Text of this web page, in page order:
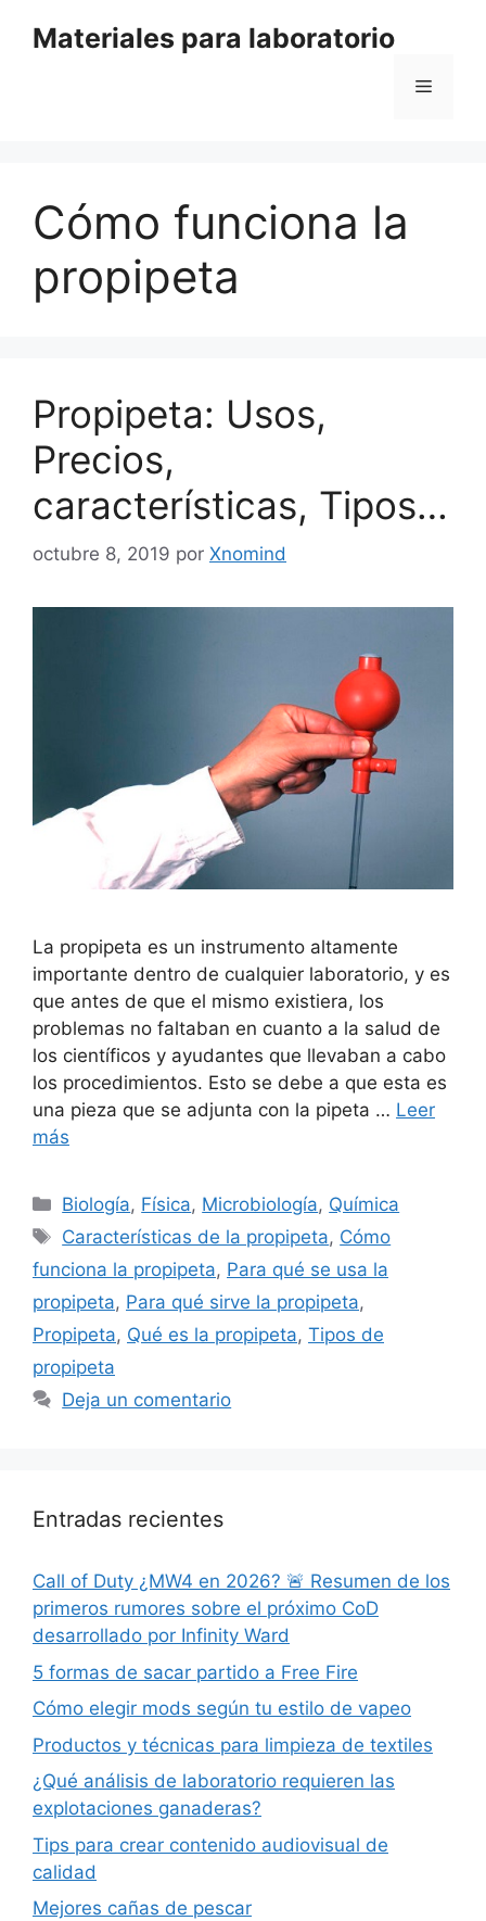
Materiales para laboratorio
Menú
Cómo funciona la
propipeta
Propipeta: Usos,
Precios,
características, Tipos…
octubre 8, 2019 por Xnomind
La propipeta es un instrumento altamente
importante dentro de cualquier laboratorio, y es
que antes de que el mismo existiera, los
problemas no faltaban en cuanto a la salud de
los científicos y ayudantes que llevaban a cabo
los procedimientos. Esto se debe a que esta es
una pieza que se adjunta con la pipeta … Leer
más
Categorías
Biología, Física, Microbiología, Química
Etiquetas
Características de la propipeta, Cómo
funciona la propipeta, Para qué se usa la
propipeta, Para qué sirve la propipeta,
Propipeta, Qué es la propipeta, Tipos de
propipeta
Deja un comentario
Entradas recientes
Call of Duty ¿MW4 en 2026? 🚨 Resumen de los
primeros rumores sobre el próximo CoD
desarrollado por Infinity Ward
5 formas de sacar partido a Free Fire
Cómo elegir mods según tu estilo de vapeo
Productos y técnicas para limpieza de textiles
¿Qué análisis de laboratorio requieren las
explotaciones ganaderas?
Tips para crear contenido audiovisual de
calidad
Mejores cañas de pescar